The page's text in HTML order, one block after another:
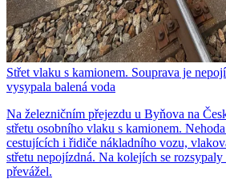
Střet vlaku s kamionem. Souprava je
vysypala balená voda
Na železničním přejezdu u Byňova na
střetu osobního vlaku s kamionem.
cestujících i řidiče nákladního vozu,
střetu nepojízdná. Na kolejích se
převážel.